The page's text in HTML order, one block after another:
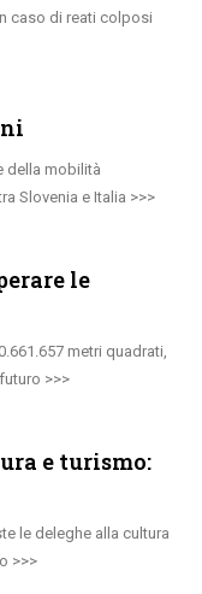
caso di reati colposi
della mobilità
Slovenia e Italia
le
metri quadrati,
e turismo:
le deleghe alla cultura